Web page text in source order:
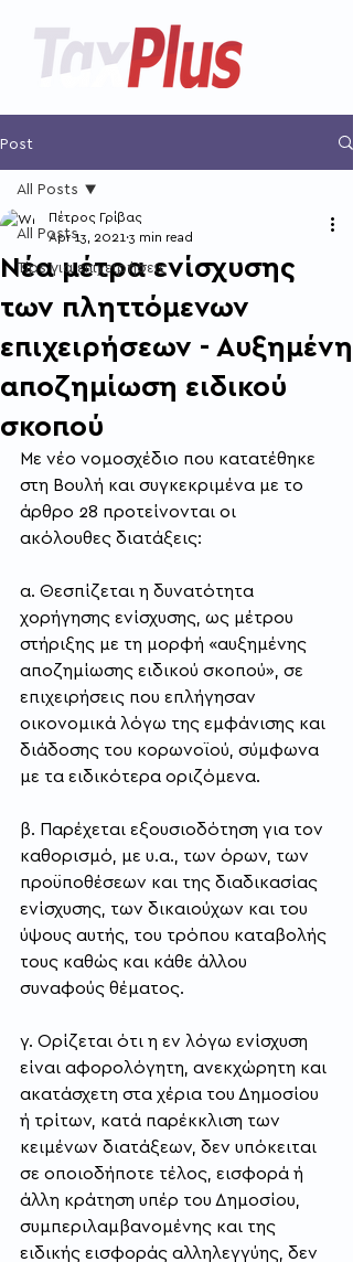
Post
All Posts
Tips για επιχειρήσεις
All Posts
Νέα μέτρα ενίσχυσης
των πληττόμενων
επιχειρήσεων - Αυξημένη
αποζημίωση ειδικού
σκοπού
Πέτρος Γρίβας
Apr 13, 2021 3 min read
Με νέο νομοσχέδιο που κατατέθηκε
στη Βουλή και συγκεκριμένα με το
άρθρο 28 προτείνονται οι
ακόλουθες διατάξεις:
α. Θεσπίζεται η δυνατότητα
χορήγησης ενίσχυσης, ως μέτρου
στήριξης με τη μορφή «αυξημένης
αποζημίωσης ειδικού σκοπού», σε
επιχειρήσεις που επλήγησαν
οικονομικά λόγω της εμφάνισης και
διάδοσης του κορωνοϊού, σύμφωνα
με τα ειδικότερα οριζόμενα.
β. Παρέχεται εξουσιοδότηση για τον
καθορισμό, με υ.α., των όρων, των
προϋποθέσεων και της διαδικασίας
ενίσχυσης, των δικαιούχων και του
ύψους αυτής, του τρόπου καταβολής
τους καθώς και κάθε άλλου
συναφούς θέματος.
γ. Ορίζεται ότι η εν λόγω ενίσχυση
είναι αφορολόγητη, ανεκχώρητη και
ακατάσχετη στα χέρια του Δημοσίου
ή τρίτων, κατά παρέκκλιση των
κειμένων διατάξεων, δεν υπόκειται
σε οποιοδήποτε τέλος, εισφορά ή
άλλη κράτηση υπέρ του Δημοσίου,
συμπεριλαμβανομένης και της
ειδικής εισφοράς αλληλεγγύης, δεν